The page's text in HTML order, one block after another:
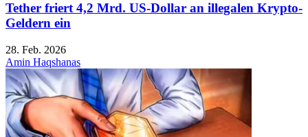
Tether friert 4,2 Mrd. US-Dollar an illegalen Krypto-
Geldern ein
28. Feb. 2026
Amin Haqshanas